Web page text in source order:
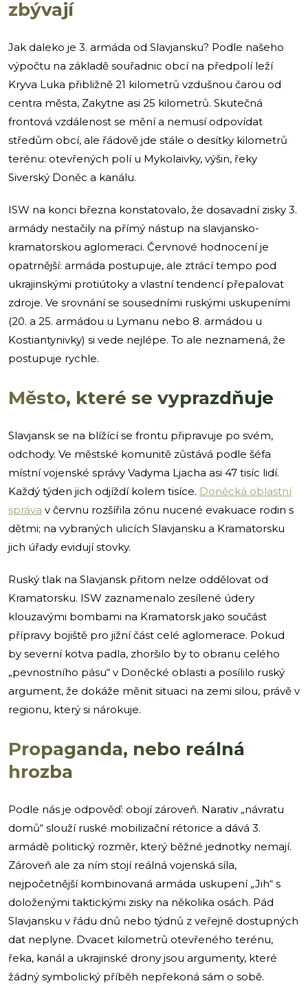
zbývají
Jak daleko je 3. armáda od Slavjansku? Podle našeho
výpočtu na základě souřadnic obcí na předpolí leží
Kryva Luka přibližně 21 kilometrů vzdušnou čarou od
centra města, Zakytne asi 25 kilometrů. Skutečná
frontová vzdálenost se mění a nemusí odpovídat
středům obcí, ale řádově jde stále o desítky kilometrů
terénu: otevřených polí u Mykolaivky, výšin, řeky
Siverský Doněc a kanálu.
ISW na konci března konstatovalo, že dosavadní zisky 3.
armády nestačily na přímý nástup na slavjansko-
kramatorskou aglomeraci. Červnové hodnocení je
opatrnější: armáda postupuje, ale ztrácí tempo pod
ukrajinskými protiútoky a vlastní tendencí přepalovat
zdroje. Ve srovnání se sousedními ruskými uskupeními
(20. a 25. armádou u Lymanu nebo 8. armádou u
Kostiantynivky) si vede nejlépe. To ale neznamená, že
postupuje rychle.
Město, které se vyprazdňuje
Slavjansk se na blížící se frontu připravuje po svém,
odchody. Ve městské komunitě zůstává podle šéfa
místní vojenské správy Vadyma Ljacha asi 47 tisíc lidí.
Každý týden jich odjíždí kolem tisíce. Doněcká oblastní
správa v červnu rozšířila zónu nucené evakuace rodin s
dětmi; na vybraných ulicích Slavjansku a Kramatorsku
jich úřady evidují stovky.
Ruský tlak na Slavjansk přitom nelze oddělovat od
Kramatorsku. ISW zaznamenalo zesílené údery
klouzavými bombami na Kramatorsk jako součást
přípravy bojiště pro jižní část celé aglomerace. Pokud
by severní kotva padla, zhoršilo by to obranu celého
„pevnostního pásu“ v Doněcké oblasti a posílilo ruský
argument, že dokáže měnit situaci na zemi silou, právě v
regionu, který si nárokuje.
Propaganda, nebo reálná
hrozba
Podle nás je odpověď: obojí zároveň. Narativ „návratu
domů“ slouží ruské mobilizační rétorice a dává 3.
armádě politický rozměr, který běžné jednotky nemají.
Zároveň ale za ním stojí reálná vojenská síla,
nejpočetnější kombinovaná armáda uskupení „Jih“ s
doloženými taktickými zisky na několika osách. Pád
Slavjansku v řádu dnů nebo týdnů z veřejně dostupných
dat neplyne. Dvacet kilometrů otevřeného terénu,
řeka, kanál a ukrajinské drony jsou argumenty, které
žádný symbolický příběh nepřekoná sám o sobě.